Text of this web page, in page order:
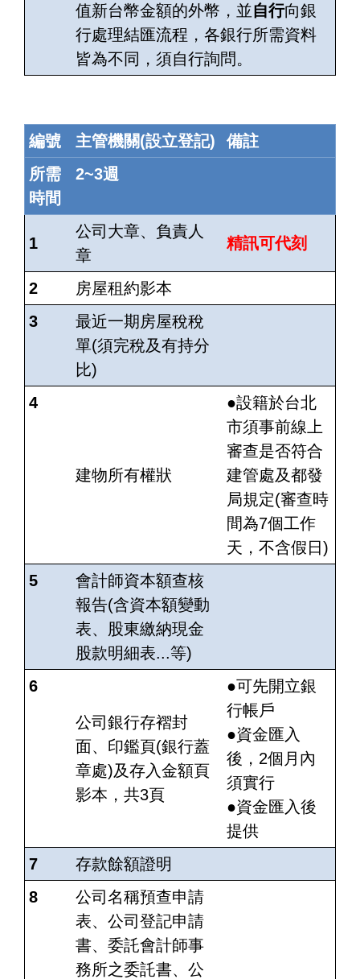
值新台幣金額的外幣，並自行向銀
行處理結匯流程，各銀行所需資料
皆為不同，須自行詢問。
編號 主管機關(設立登記)
備註
所需
時間
2~3週
1
公司大章、負責人
章
精訊可代刻
2
房屋租約影本
3
最近一期房屋稅稅
單(須完稅及有持分
比)
4
建物所有權狀
●設籍於台北
市須事前線上
審查是否符合
建管處及都發
局規定(審查時
間為7個工作
天，不含假日)
5
會計師資本額查核
報告(含資本額變動
表、股東繳納現金
股款明細表...等)
6
公司銀行存褶封
面、印鑑頁(銀行蓋
章處)及存入金額頁
影本，共3頁
●可先開立銀
行帳戶
●資金匯入
後，2個月內
須實行
●資金匯入後
提供
7
存款餘額證明
8
公司名稱預查申請
表、公司登記申請
書、委託會計師事
務所之委託書、公